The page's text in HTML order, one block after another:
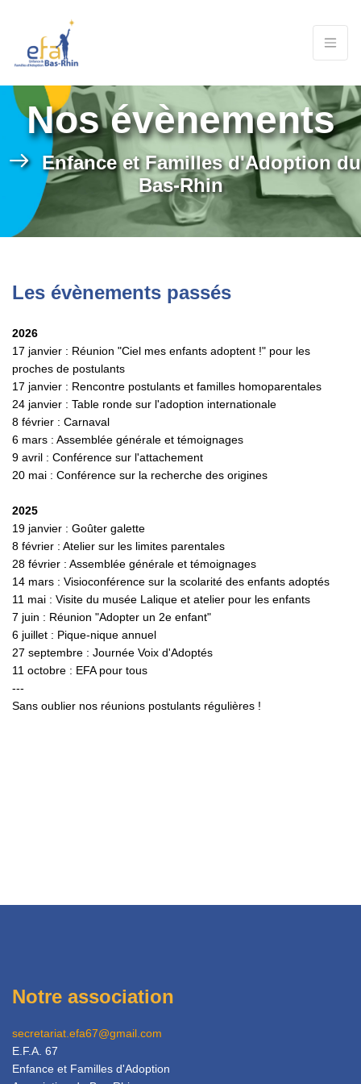
Nos évènements
Enfance et Familles d'Adoption du
Bas-Rhin
Les évènements passés
2026
17 janvier : Réunion "Ciel mes enfants adoptent !" pour les
proches de postulants
17 janvier : Rencontre postulants et familles homoparentales
24 janvier : Table ronde sur l'adoption internationale
8 février : Carnaval
6 mars : Assemblée générale et témoignages
9 avril : Conférence sur l'attachement
20 mai : Conférence sur la recherche des origines
2025
19 janvier : Goûter galette
8 février : Atelier sur les limites parentales
28 février : Assemblée générale et témoignages
14 mars : Visioconférence sur la scolarité des enfants adoptés
11 mai : Visite du musée Lalique et atelier pour les enfants
7 juin : Réunion "Adopter un 2e enfant"
6 juillet : Pique-nique annuel
27 septembre : Journée Voix d'Adoptés
11 octobre : EFA pour tous
---
Sans oublier nos réunions postulants régulières !
Notre association
secretariat.efa67@gmail.com
E.F.A. 67
Enfance et Familles d'Adoption